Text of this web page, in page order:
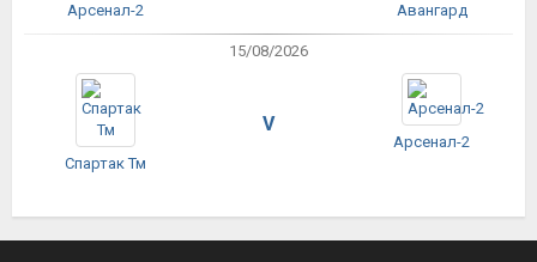
Арсенал-2 Авангард
15/08/2026
Спартак Тм
V
Арсенал-2